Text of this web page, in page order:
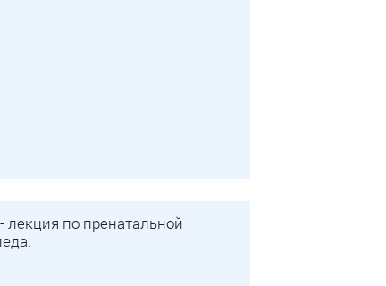
- лекция по пренатальной